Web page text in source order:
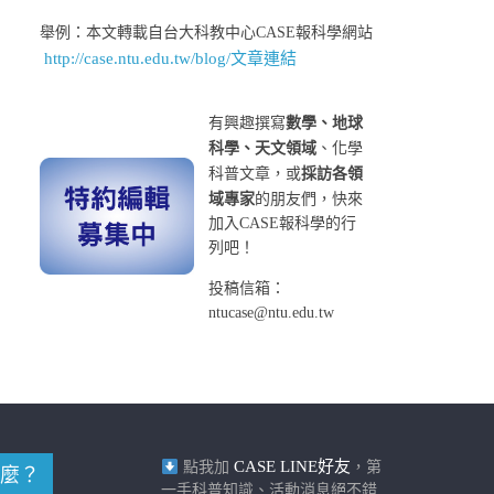
舉例：本文轉載自台大科教中心CASE報科學網站
http://case.ntu.edu.tw/blog/文章連結
有興趣撰寫數學、地球
科學、天文領域 、化學
科普文章，或採訪各領
域專家的朋友們，快來
加入CASE報科學的行
列吧！
投稿信箱：
ntucase@ntu.edu.tw
？ 點我加 CASE LINE好友 ，第
一手科普知識、活動消息絕不錯